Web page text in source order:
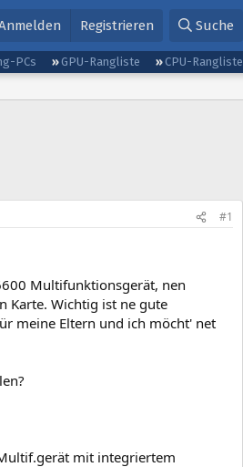
Registrieren Suche
PCs GPU-Rangliste
CPU-Rangliste
#1
Multifunktionsgerät, nen
Karte. Wichtig ist ne gute
meine Eltern und ich möcht' net
mit integriertem